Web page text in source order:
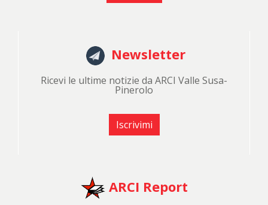
Newsletter
Ricevi le ultime notizie da ARCI Valle Susa-
Pinerolo
Iscrivimi
ARCI Report